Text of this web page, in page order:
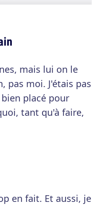
mais lui on le
pas moi. J'étais pas
placé pour
tant qu'à faire,
en fait. Et aussi, je